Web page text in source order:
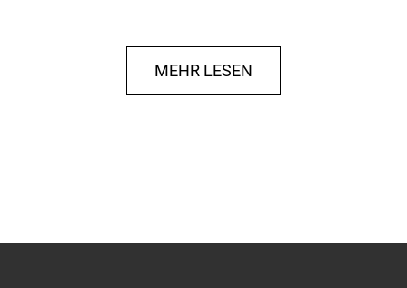
mit einem zuverlässigen, kraftvollen E-Cargobike
mit ganz viel Schwung und Fahrspaß von A nach B
zu kommen. Du liebst den Gedanken, deine Kinder
und zwei Kindersitzen. Einen Bosch Performance
MEHR LESEN